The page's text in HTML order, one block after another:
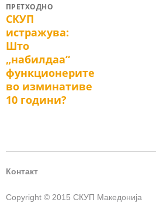
Post
navigation
ПРЕТХОДНО
Previous
post:
СКУП
истражува:
Што
„набилдаа“
функционерите
во изминативе
10 години?
Контакт
Copyright © 2015 СКУП Македонија